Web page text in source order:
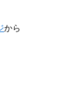
から